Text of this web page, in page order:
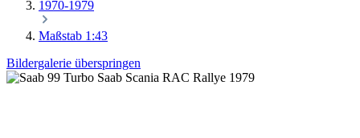
1970-1979
Maßstab 1:43
Bildergalerie überspringen